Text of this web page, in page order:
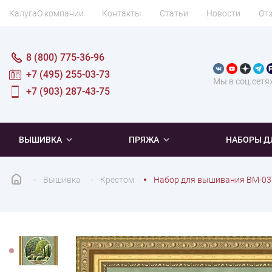
КалугаО компании Контакты Статьи Новости
Мы в
8 (800) 775-36-96
+7 (495) 255-03-73
+7 (903) 287-43-75
ВЫШИВКА ПРЯЖА НАБОРЫ
Вышивка Крестом Набор для вышивания ВМ-